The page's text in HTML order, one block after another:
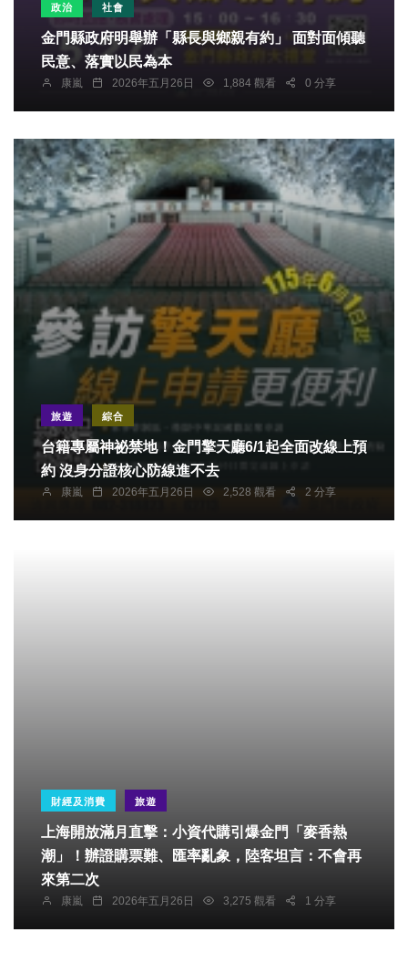
政治 社會
金門縣政府明舉辦「縣長與鄉親有約」 面對面傾聽
民意、落實以民為本
康嵐 2026年五月26日 1,884 觀看 0 分享
旅遊 綜合
台籍專屬神祕禁地！金門擎天廳6/1起全面改線上預
約 沒身分證核心防線進不去
康嵐 2026年五月26日 2,528 觀看 2 分享
財經及消費 旅遊
上海開放滿月直擊：小資代購引爆金門「麥香熱
潮」！辦證購票難、匯率亂象，陸客坦言：不會再
來第二次
康嵐 2026年五月26日 3,275 觀看 1 分享